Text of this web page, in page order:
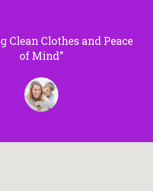
Clean Clothes and Peace
of Mind